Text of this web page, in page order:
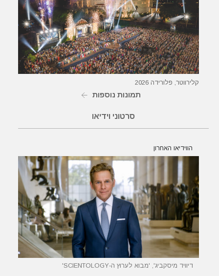
קלירווטר, פלורידה 2026
תמונות נוספות
סרטוני וידיאו
הווידיאו האחרון
דיוויד מיסקביג', 'מבוא לערוץ ה‑SCIENTOLOGY'